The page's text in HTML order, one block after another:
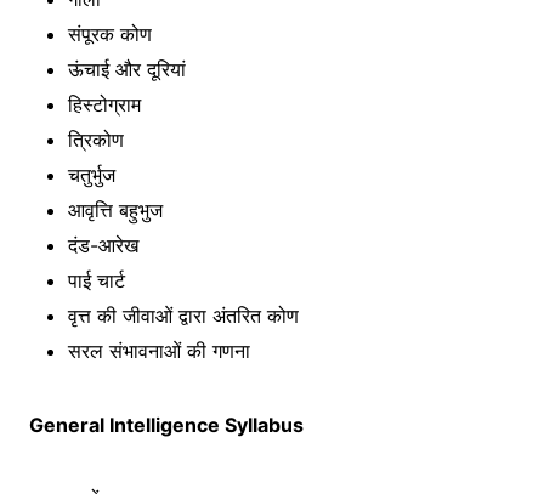
संपूरक कोण
ऊंचाई और दूरियां
हिस्टोग्राम
त्रिकोण
चतुर्भुज
आवृत्ति बहुभुज
दंड-आरेख
पाई चार्ट
वृत्त की जीवाओं द्वारा अंतरित कोण
सरल संभावनाओं की गणना
General Intelligence Syllabus